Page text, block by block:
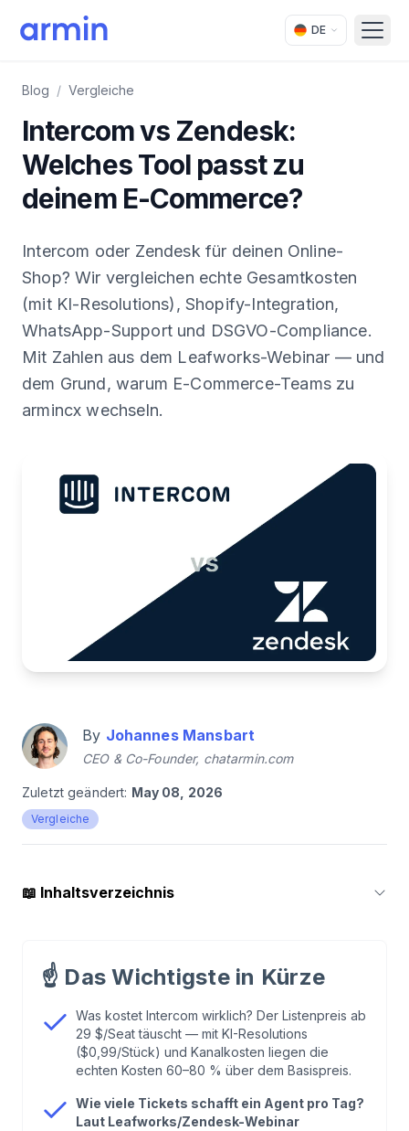
DE
Blog / Vergleiche
Intercom vs Zendesk:
Welches Tool passt zu
deinem E-Commerce?
Intercom oder Zendesk für deinen Online-
Shop? Wir vergleichen echte Gesamtkosten
(mit KI-Resolutions), Shopify-Integration,
WhatsApp-Support und DSGVO-Compliance.
Mit Zahlen aus dem Leafworks-Webinar — und
dem Grund, warum E-Commerce-Teams zu
armincx wechseln.
By Johannes Mansbart
CEO & Co-Founder, chatarmin.com
Zuletzt geändert: May 08, 2026
Vergleiche
📖 Inhaltsverzeichnis
Zendesk: Der Enterprise-Standard — mit
Enterprise-Problemen
Die echte Frage: Was braucht dein E-
☝️ Das Wichtigste in Kürze
Was kostet Intercom wirklich? Der Listenpreis ab
29 $/Seat täuscht — mit KI-Resolutions
($0,99/Stück) und Kanalkosten liegen die
echten Kosten 60–80 % über dem Basispreis.
Wie viele Tickets schafft ein Agent pro Tag?
Laut Leafworks/Zendesk-Webinar